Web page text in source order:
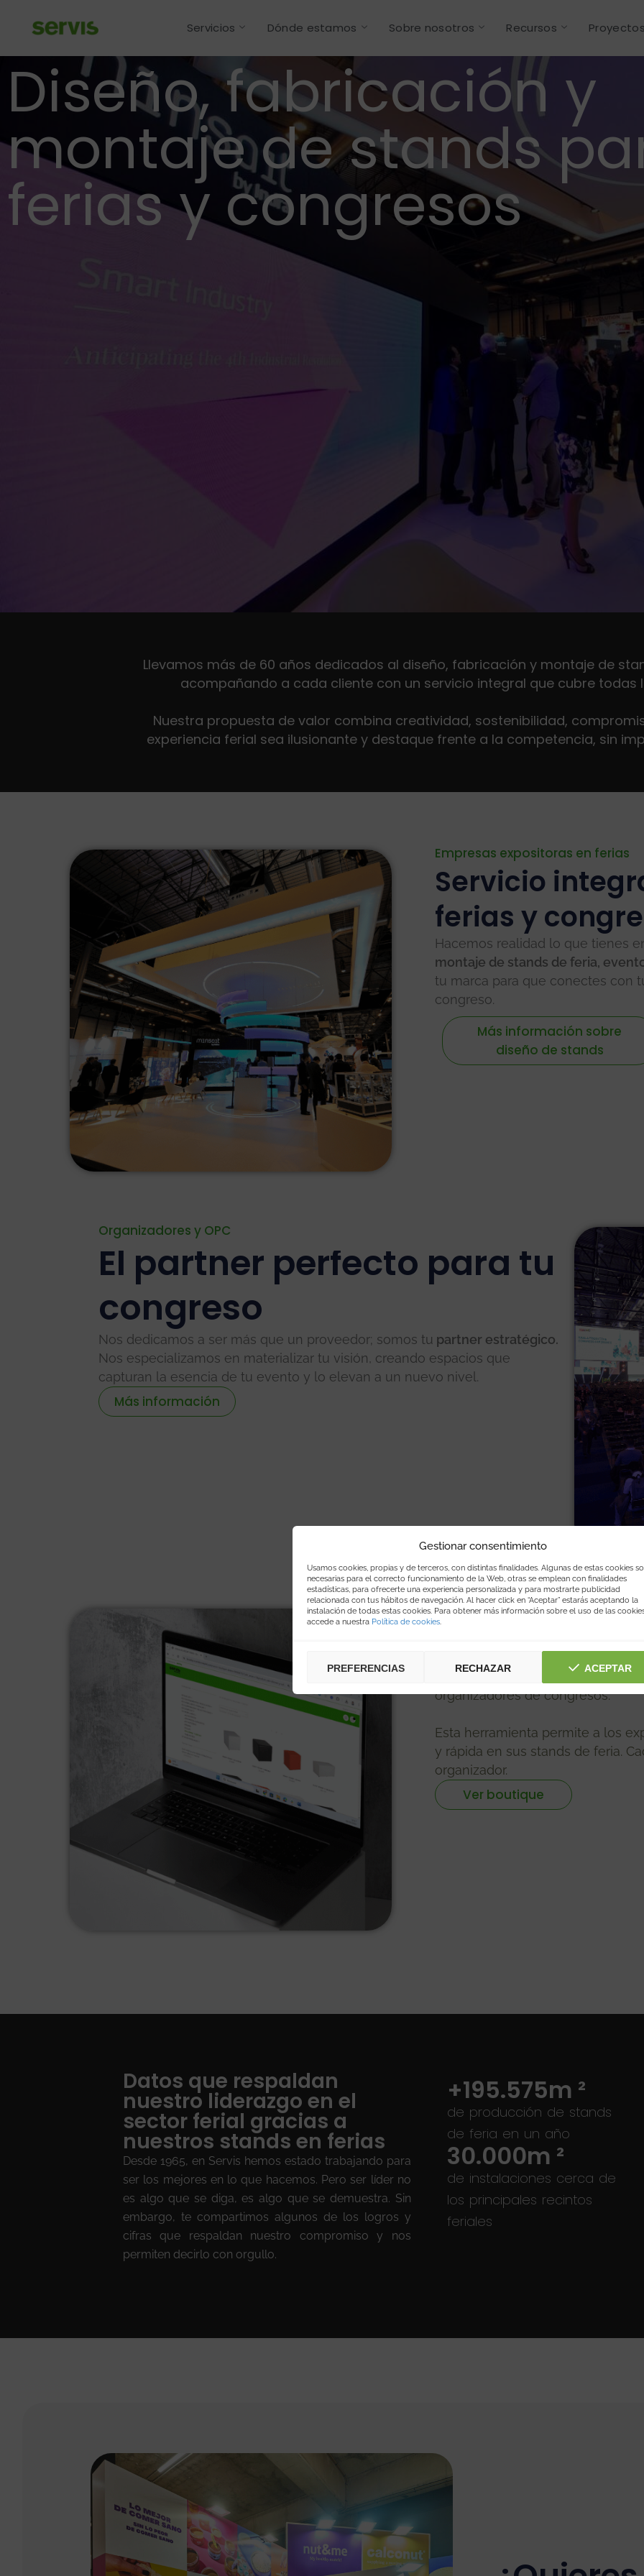
Gestionar consentimiento
Usamos cookies, propias y de terceros, con distintas finalidades. Algunas de estas cookies
necesarias para el correcto funcionamiento de la Web, otras se emplean con finalidades
estadísticas, para ofrecerte una experiencia personalizada y para mostrarte publicidad
relacionada con tus hábitos de navegación. Al hacer click en “Aceptar” estarás aceptando la
instalación de todas estas cookies. Para obtener más información sobre el uso de las
accede a nuestra Política de cookies.
ACEPTAR
RECHAZAR
PREFERENCIAS
Servicios Dónde estamos Sobre nosotros Recursos
Diseño, fabricación y
montaje de stands
ferias y congresos
Llevamos más de 60 años dedicados al diseño, fabricación y montaje de
acompañando a cada cliente con un servicio integral que cubre todas
Nuestra propuesta de valor combina creatividad, sostenibilidad,
experiencia ferial sea ilusionante y destaque frente a la competencia, sin
Empresas expositoras en ferias
Servicio
ferias y
Hacemos realidad lo que tienes
montaje de stands de feria,
tu marca para que conectes con
congreso.
Más información sobre
diseño de stands
Organizadores y OPC
El partner perfecto para tu
congreso
Nos dedicamos a ser más que un proveedor; somos tu partner estratégico.
Nos especializamos en materializar tu visión, creando espacios que
capturan la esencia de tu evento y lo elevan a un nuevo nivel.
Más información
Organizadores y OPC
Boutique
Hemos creado una boutique
organizadores de congresos.
Esta herramienta permite a los
y rápida en sus stands de feria.
organizador.
Ver boutique
Datos que respaldan
nuestro liderazgo en el
sector ferial gracias a
nuestros stands en ferias
Desde 1965, en Servis hemos estado trabajando para
ser los mejores en lo que hacemos. Pero ser líder no
es algo que se diga, es algo que se demuestra. Sin
embargo, te compartimos algunos de los logros y
cifras que respaldan nuestro compromiso y nos
permiten decirlo con orgullo.
de producción de stands
de feria en un año
+195.575m ²
de instalaciones cerca de
los principales recintos
feriales
30.000m ²